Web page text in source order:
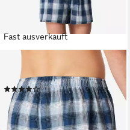
Fast ausverkauft
Boxer Boxershorts
(1)
48,93 € 69,90 €
(12,23 €/ 1 Stk)
-30%